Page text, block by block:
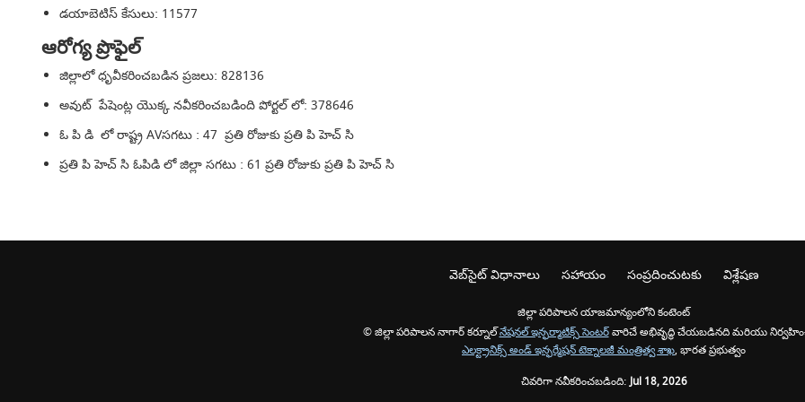
డయాబెటిస్ కేసులు: 11577
ఆరోగ్య ప్రొఫైల్
జిల్లాలో ధృవీకరించబడిన ప్రజలు: 828136
అవుట్ పేషెంట్ల యొక్క నవీకరించబడింది పోర్టల్ లో: 378646
ఓ పి డి లో రాష్ట్ర AVసగటు : 47 ప్రతి రోజుకు ప్రతి పి హెచ్ సి
ప్రతి పి హెచ్ సి ఓపిడి లో జిల్లా సగటు : 61 ప్రతి రోజుకు ప్రతి పి హెచ్ సి
వెబ్‌సైట్ విధానాలు సహాయం సంప్రదించుటకు విశ్లేషణ
జిల్లా పరిపాలన యాజమాన్యంలోని కంటెంట్
© జిల్లా పరిపాలన నాగార్ కర్నూల్నేషనల్ ఇన్ఫర్మాటిక్స్ సెంటర్వారిచే అభివృద్ధి చేయబడినది మరియు
ఎలక్ట్రానిక్స్ అండ్ ఇన్ఫర్మేషన్ టెక్నాలజీ మంత్రిత్వ శాఖ, భారత ప్రభుత్వం
చివరిగా నవీకరించబడింది:Jul 18, 2026